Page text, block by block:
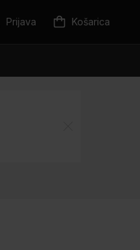
Prijava Košarica